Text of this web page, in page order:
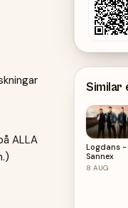
ALLA
Similar
Logdans -
Sannex
8 AUG